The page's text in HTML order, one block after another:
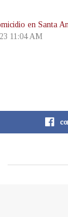
en Santa
11:04 AM